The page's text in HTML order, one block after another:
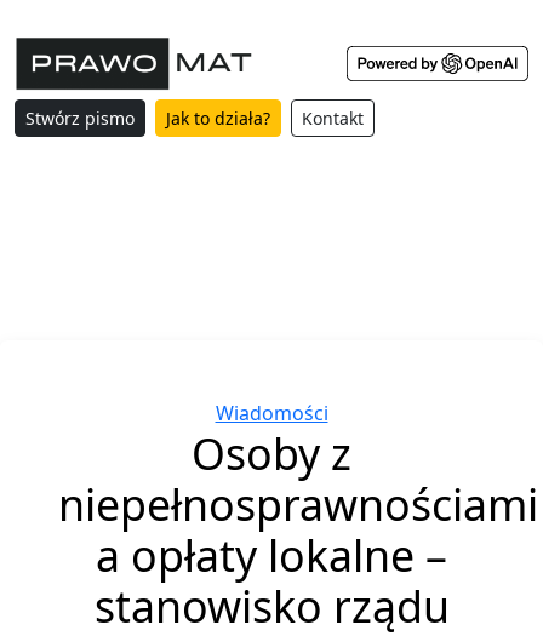
Stwórz pismo Jak to działa? Kontakt
Categories
Wiadomości
Osoby z
niepełnosprawnościami
a opłaty lokalne –
stanowisko rządu